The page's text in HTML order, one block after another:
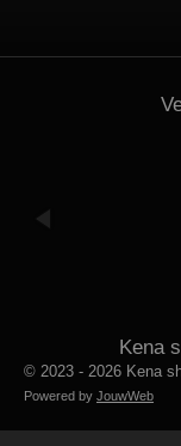
Kena
© 2023 - 2026 Kena
Powered by JouwWeb